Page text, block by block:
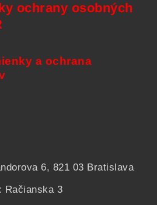
ochrany osobných
a ochrana
6, 821 03 Bratislava
Račianska 3